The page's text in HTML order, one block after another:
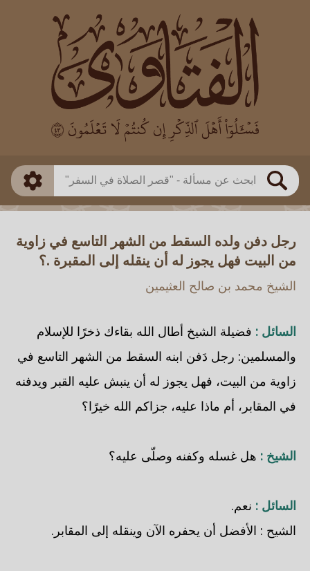
بحث
العالم
بن باز
بن العثيمين
اللجنة الدائمة
طريقة البحث
ذكي
رجل دفن ولده السقط من الشهر التاسع في زاوية
من البيت فهل يجوز له أن ينقله إلى المقبرة .؟
الشيخ محمد بن صالح العثيمين
السائل : فضيلة الشيخ أطال الله بقاءك ذخرًا للإسلام
والمسلمين: رجل دَفن ابنه السقط من الشهر التاسع في
زاوية من البيت، فهل يجوز له أن ينبش عليه القبر ويدفنه
في المقابر، أم ماذا عليه، جزاكم الله خيرًا؟
الشيخ : هل غسله وكفنه وصلّى عليه؟
السائل : نعم.
الشيح : الأفضل أن يحفره الآن وينقله إلى المقابر.